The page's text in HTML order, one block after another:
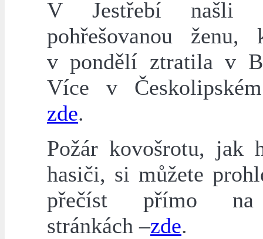
V Jestřebí našli
pohřešovanou ženu,
v pondělí ztratila v
Více v
zde.
Požár kovošrotu, jak
hasiči, si můžete
přečíst přímo
stránkách –zde.